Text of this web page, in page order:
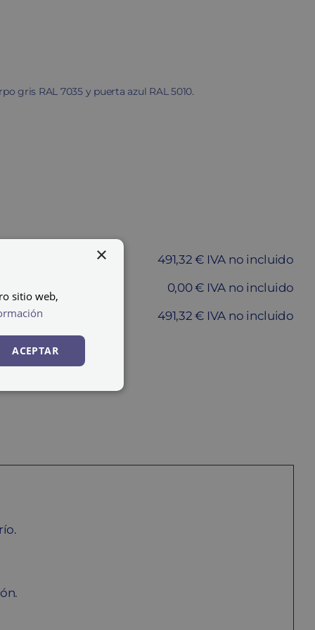
gris RAL 7035 y puerta azul RAL 5010.
491,32 € IVA no incluido
0,00 € IVA no incluido
491,32 € IVA no incluido
×
sitio web,
ACEPTAR